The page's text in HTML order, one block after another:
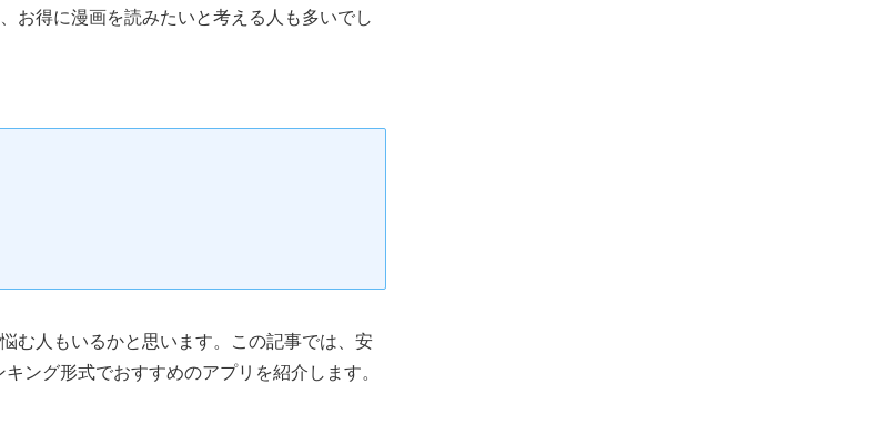
お得に漫画を読みたいと考える人も多いでし
む人もいるかと思います。この記事では、安
キング形式でおすすめのアプリを紹介します。